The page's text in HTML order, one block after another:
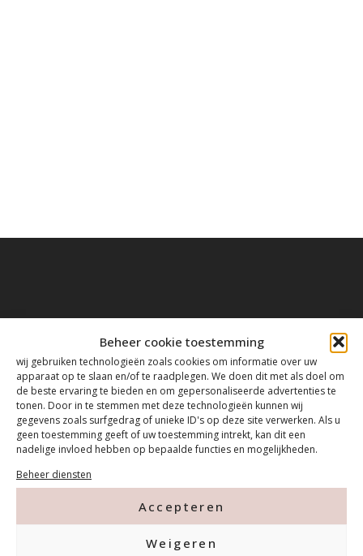
Beheer cookie toestemming
wij gebruiken technologieën zoals cookies om informatie over uw
apparaat op te slaan en/of te raadplegen. We doen dit met als doel om
de beste ervaring te bieden en om gepersonaliseerde advertenties te
tonen. Door in te stemmen met deze technologieën kunnen wij
gegevens zoals surfgedrag of unieke ID's op deze site verwerken. Als u
geen toestemming geeft of uw toestemming intrekt, kan dit een
nadelige invloed hebben op bepaalde functies en mogelijkheden.
Beheer diensten
Accepteren
Weigeren
Tanthofdreef 7 2623 EW Delft
015-2120822
info@mfacademy.nl